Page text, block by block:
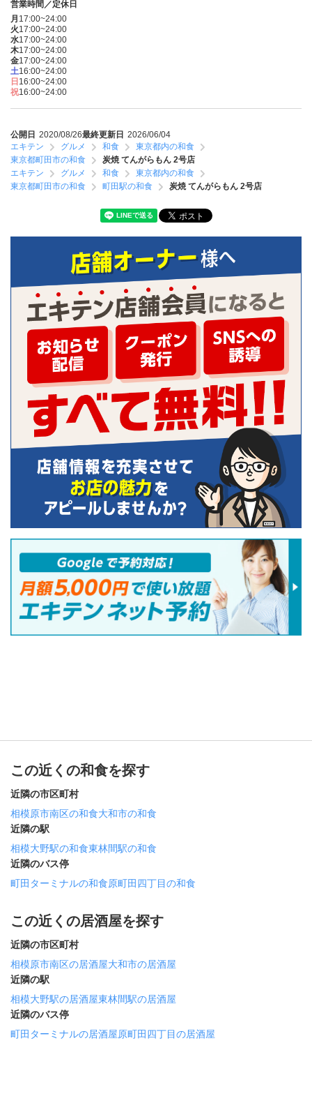
営業時間／定休日
月 17:00~24:00
火17:00~24:00
水17:00~24:00
木17:00~24:00
金17:00~24:00
土16:00~24:00
日 16:00~24:00
祝16:00~24:00
公開日 2020/08/26最終更新日 2026/06/04
エキテン
グルメ 和食
東京都内の和食
東京都町田市の和食
炭焼 てんがらもん 2号店
エキテン
グルメ 和食
東京都内の和食
東京都町田市の和食
町田駅の和食 炭焼 てんがらもん 2号店
この近くの和食を探す
近隣の市区町村
相模原市南区の和食大和市の和食
近隣の駅
相模大野駅の和食東林間駅の和食
近隣のバス停
町田ターミナルの和食原町田四丁目の和食
この近くの居酒屋を探す
近隣の市区町村
相模原市南区の居酒屋大和市の居酒屋
近隣の駅
相模大野駅の居酒屋東林間駅の居酒屋
近隣のバス停
町田ターミナルの居酒屋原町田四丁目の居酒屋